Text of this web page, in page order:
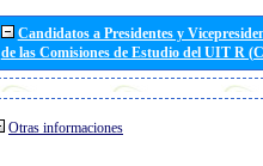
Candidatos a Presidentes y
de las Comisiones de Estudio del UIT R
Otras informaciones